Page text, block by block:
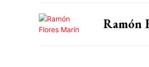
Ramón